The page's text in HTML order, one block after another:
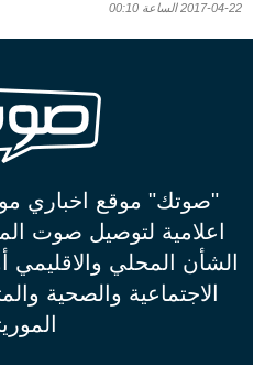
2017-04-22 الساعة 00:10
"صوتك" موقع اخباري
اعلامية لتوصيل صوت
الشأن المحلي والاقليمي
الاجتماعية والصحية